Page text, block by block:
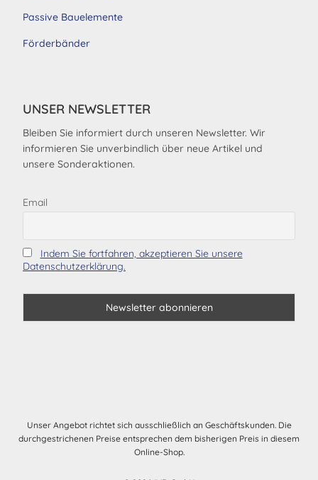
Passive Bauelemente
Förderbänder
UNSER NEWSLETTER
Bleiben Sie informiert durch unseren Newsletter. Wir
informieren Sie unverbindlich über neue Artikel und
unsere Sonderaktionen.
Email
Indem Sie fortfahren, akzeptieren Sie unsere
Datenschutzerklärung.
Unser Angebot richtet sich ausschließlich an Geschäftskunden. Die
durchgestrichenen Preise entsprechen dem bisherigen Preis in diesem
Online-Shop.